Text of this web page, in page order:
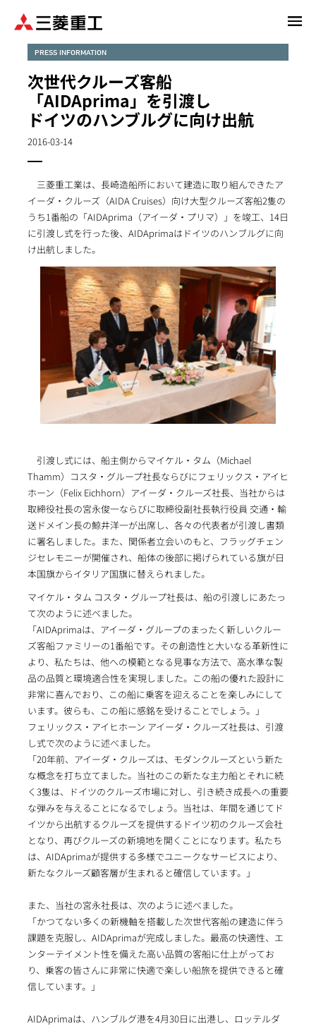
PRESS INFORMATION
次世代クルーズ客船
「AIDAprima」を引渡し
ドイツのハンブルグに向け出航
2016-03-14
三菱重工業は、長崎造船所において建造に取り組んできたア
イーダ・クルーズ（AIDA Cruises）向け大型クルーズ客船2隻の
うち1番船の「AIDAprima（アイーダ・プリマ）」を竣工、14日
に引渡し式を行った後、AIDAprimaはドイツのハンブルグに向
け出航しました。
引渡し式には、船主側からマイケル・タム（Michael
Thamm）コスタ・グループ社長ならびにフェリックス・アイヒ
ホーン（Felix Eichhorn）アイーダ・クルーズ社長、当社からは
取締役社長の宮永俊一ならびに取締役副社長執行役員 交通・輸
送ドメイン長の鯨井洋一が出席し、各々の代表者が引渡し書類
に署名しました。また、関係者立会いのもと、フラッグチェン
ジセレモニーが開催され、船体の後部に掲げられている旗が日
本国旗からイタリア国旗に替えられました。
マイケル・タム コスタ・グループ社長は、船の引渡しにあたっ
て次のように述べました。
「AIDAprimaは、アイーダ・グループのまったく新しいクルー
ズ客船ファミリーの1番船です。その創造性と大いなる革新性に
より、私たちは、他への模範となる見事な方法で、高水準な製
品の品質と環境適合性を実現しました。この船の優れた設計に
非常に喜んでおり、この船に乗客を迎えることを楽しみにして
います。彼らも、この船に感銘を受けることでしょう。」
フェリックス・アイヒホーン アイーダ・クルーズ社長は、引渡
し式で次のように述べました。
「20年前、アイーダ・クルーズは、モダンクルーズという新た
な概念を打ち立てました。当社のこの新たな主力船とそれに続
く3隻は、ドイツのクルーズ市場に対し、引き続き成長への重要
な弾みを与えることになるでしょう。当社は、年間を通じてド
イツから出航するクルーズを提供するドイツ初のクルーズ会社
となり、再びクルーズの新境地を開くことになります。私たち
は、AIDAprimaが提供する多様でユニークなサービスにより、
新たなクルーズ顧客層が生まれると確信しています。」
また、当社の宮永社長は、次のように述べました。
「かつてない多くの新機軸を搭載した次世代客船の建造に伴う
課題を克服し、AIDAprimaが完成しました。最高の快適性、エ
ンターテイメント性を備えた高い品質の客船に仕上がってお
り、乗客の皆さんに非常に快適で楽しい船旅を提供できると確
信しています。」
AIDAprimaは、ハンブルグ港を4月30日に出港し、ロッテルダ